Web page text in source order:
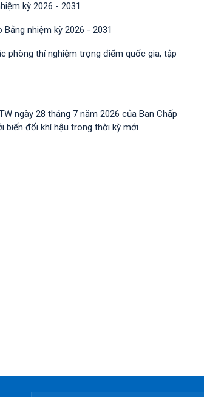
kỳ 2026 - 2031
nhiệm kỳ 2026 - 2031
phòng thí nghiệm trọng điểm quốc gia, tập
ngày 28 tháng 7 năm 2026 của Ban Chấp
biến đổi khí hậu trong thời kỳ mới